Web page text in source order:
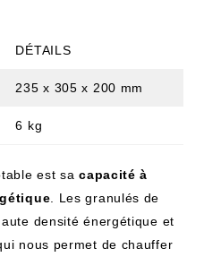
DÉTAILS
235 x 305 x 200 mm
6 kg
est sacapacité à
. Les granulés de
densité énergétique et
nous permet de chauffer